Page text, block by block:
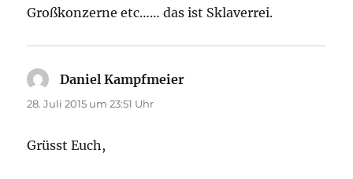
Großkonzerne etc…… das ist Sklaverrei.
Daniel Kampfmeier
28. Juli 2015 um 23:51 Uhr
Grüsst Euch,